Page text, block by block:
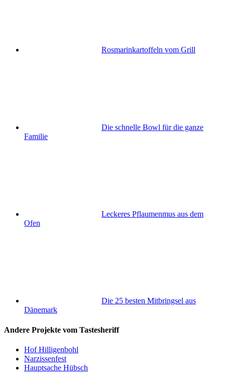
Rosmarinkartoffeln vom Grill
Die schnelle Bowl für die ganze
Familie
Leckeres Pflaumenmus aus dem
Ofen
Die 25 besten Mitbringsel aus
Dänemark
Andere Projekte vom Tastesheriff
Hof Hilligenbohl
Narzissenfest
Hauptsache Hübsch